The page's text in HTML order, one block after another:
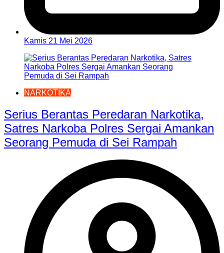
Kamis 21 Mei 2026
NARKOTIKA
Serius Berantas Peredaran Narkotika,
Satres Narkoba Polres Sergai Amankan
Seorang Pemuda di Sei Rampah